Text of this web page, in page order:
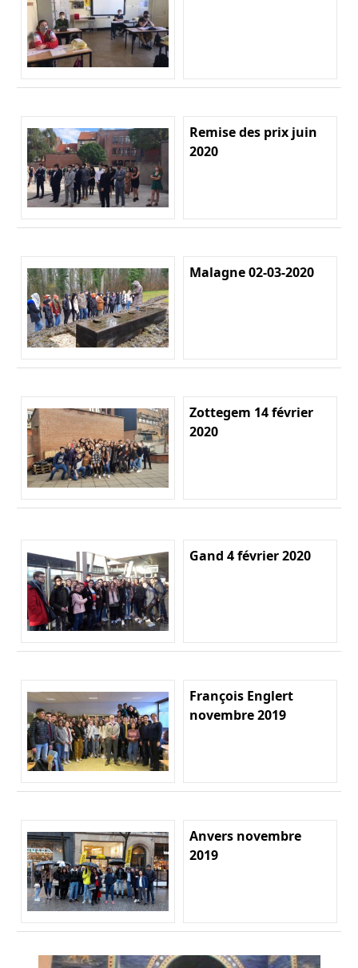
Remise des prix juin
2020
Malagne 02-03-2020
Zottegem 14 février
2020
Gand 4 février 2020
François Englert
novembre 2019
Anvers novembre
2019